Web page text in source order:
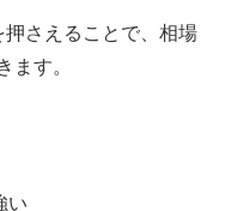
さえることで、相場
ます。
い